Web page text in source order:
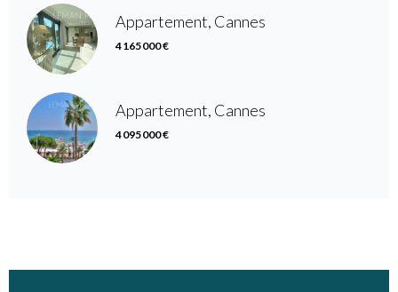
Appartement, Cannes
4 165 000 €
Appartement, Cannes
4 095 000 €